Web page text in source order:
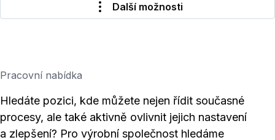
Další možnosti
Pracovní nabídka
Hledáte pozici, kde můžete nejen řídit současné
procesy, ale také aktivně ovlivnit jejich nastavení
a zlepšení? Pro výrobní společnost hledáme